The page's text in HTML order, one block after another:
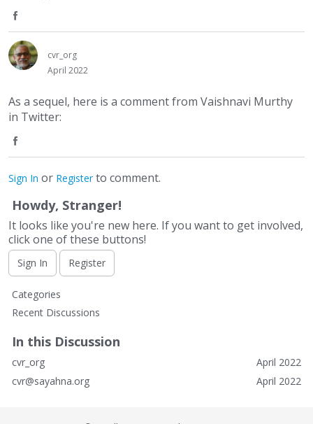
h
r
e
o
n
F
a
c
e
b
o
k
cvr_org
April 2022
As a sequel, here is a comment from Vaishnavi Murthy
in Twitter:
h
a
r
e
o
n
a
Sign In or Registerto comment.
Howdy, Stranger!
It looks like you're new here. If you want to get involved,
click one of these buttons!
Sign In Register
Q
u
c
L
Categories
Recent Discussions
In this Discussion
April 2022
cvr_org
April 2022
cvr@sayahna.org